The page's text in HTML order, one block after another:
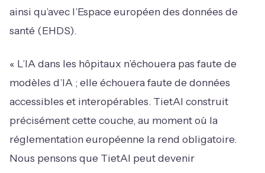
ainsi qu’avec l’Espace européen des données de
santé (EHDS).
« L’IA dans les hôpitaux n’échouera pas faute de
modèles d’IA ; elle échouera faute de données
accessibles et interopérables. TietAI construit
précisément cette couche, au moment où la
réglementation européenne la rend obligatoire.
Nous pensons que TietAI peut devenir